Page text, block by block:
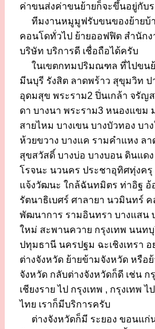
ค่าขนส่งค่าขนย้ายก็จะขึ้นอยู่กับ
ทีมงานหมูมูฟรับขนของย้ายบ้า
คอนโดทั่วไป ย้ายออฟฟิต สำนักง
บริษัท บริการดี เชื่อถือได้ครับ
ในเขตกทมปริมณฑล ที่ไปขนย้
มีนบุรี รังสิต ลาดพร้าว สุขุมวิท ป
อุดมสุข พระราม2 ปิ่นเกล้า จรัญ
ดา บางนา พระราม3 หนองแขม
สายไหม บางเขน บางบัวทอง บา
ห้วยขวาง บางแค รามคำแหง ล
สุขสวัสดิ์ บางบ่อ บางบอน ดินแด
โรจนะ นวนคร ประชาอุทิศทุ่งค
แจ้งวัฒนะ ใกล้ฉันทมิตร ท่าอิฐ อ้
รัตนาธิเบศร์ ศาลายา นวมินทร์
พัฒนาการ รามอินทรา บางแสน
ใหม่ สะพานควาย กรุงเทพ นนท
ปทุมธานี นครปฐม ฉะเชิงเทรา
ต่างจังหวัด ย้ายข้ามจังหวัด หรือ
จังหวัด กลับต่างจังหวัดก็ดี เช่น กรุ
เชียงราย ไป กรุงเทพ , กรุงเทพ
ไทย เราก็มีบริการครับ
ต่างจังหวัดก็มี ระยอง ขอนแ